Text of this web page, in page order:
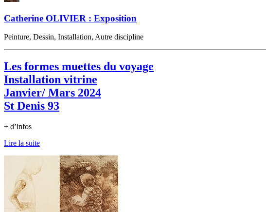
Catherine OLIVIER : Exposition
Peinture, Dessin, Installation, Autre discipline
Les formes muettes du voyage
Installation vitrine
Janvier/ Mars 2024
St Denis 93
+ d’infos
Lire la suite